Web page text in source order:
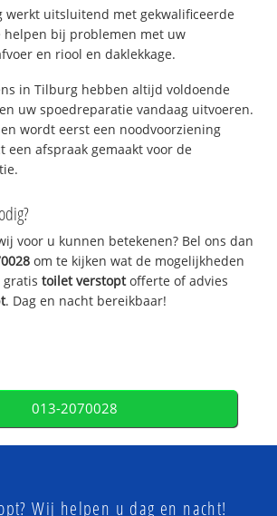
werkt uitsluitend met gekwalificeerde
helpen bij problemen met uw
en riool en daklekkage.
in Tilburg hebben altijd voldoende
uw spoedreparatie vandaag uitvoeren.
wordt eerst een noodvoorziening
een afspraak gemaakt voor de
voor u kunnen betekenen? Bel ons dan
om te kijken wat de mogelijkheden
gratistoilet verstoptofferte of advies
. Dag en nacht bereikbaar!
013-2070028
Wij helpen u dag en nacht!